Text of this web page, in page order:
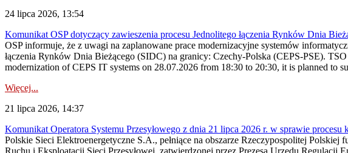
24 lipca 2026, 13:54
Komunikat OSP dotyczący zawieszenia procesu Jednolitego łączenia Rynków Dnia
OSP informuje, że z uwagi na zaplanowane prace modernizacyjne systemów
łączenia Rynków Dnia Bieżącego (SIDC) na granicy: Czechy-Polska (CEPS-PSE).
modernization of CEPS IT systems on 28.07.2026 from 18:30 to 20:30, it is planned to
Więcej...
21 lipca 2026, 14:37
Komunikat Operatora Systemu Przesyłowego z dnia 21 lipca 2026 r. w sprawie
Polskie Sieci Elektroenergetyczne S.A., pełniące na obszarze Rzeczypospolitej
Ruchu i Eksploatacji Sieci Przesyłowej, zatwierdzonej przez Prezesa Urzędu